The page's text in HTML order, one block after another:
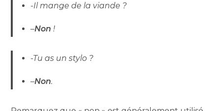
-Il mange de la viande ?
–Non !
-Tu as un stylo ?
–Non.